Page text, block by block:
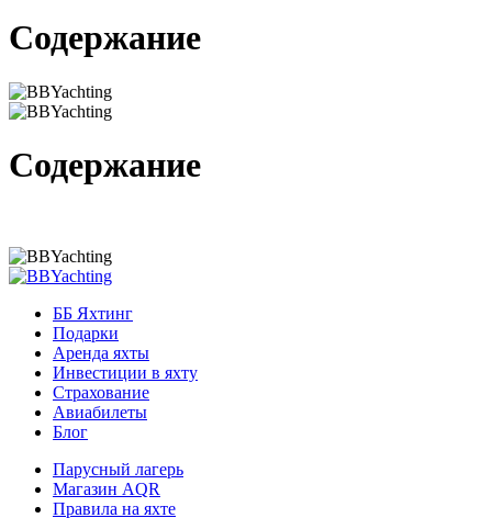
Содержание
Содержание
ББ Яхтинг
Подарки
Аренда яхты
Инвестиции в яхту
Страхование
Авиабилеты
Блог
Парусный лагерь
Магазин AQR
Правила на яхте